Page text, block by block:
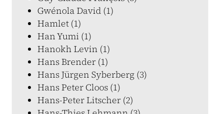
Gwénola David (1)
Hamlet (1)
Han Yumi (1)
Hanokh Levin (1)
Hans Brender (1)
Hans Jürgen Syberberg (3)
Hans Peter Cloos (1)
Hans-Peter Litscher (2)